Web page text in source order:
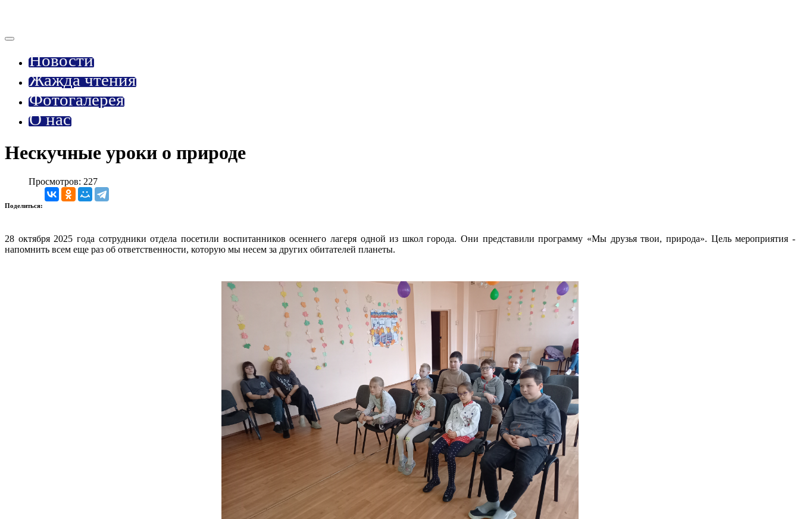
Новости
Жажда чтения
Фотогалерея
О нас
Нескучные уроки о природе
Просмотров: 227
Поделиться:
28 октября 2025 года сотрудники отдела посетили воспитанников осеннего лагеря одной из школ города. Они представили программу «Мы друзья твои, природа». Цель мероприятия -
напомнить всем еще раз об ответственности, которую мы несем за других обитателей планеты.